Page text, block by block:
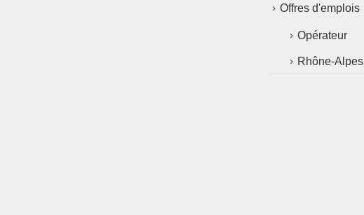
Offres d'emplois
Opérateur
Rhône-Alpes